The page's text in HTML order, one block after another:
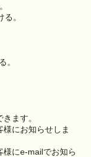
。
。
ます。
にお知らせしま
様にe-mailでお知ら